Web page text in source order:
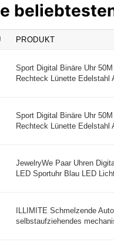
PRODUKT
Sport Digital Binäre Uhr
Rechteck Lünette Edelstahl
Sport Digital Binäre Uhr
Rechteck Lünette Edelstahl
JewelryWe Paar Uhren
LED Sportuhr Blau LED
ILLIMITE Schmelzende
selbstaufziehendes